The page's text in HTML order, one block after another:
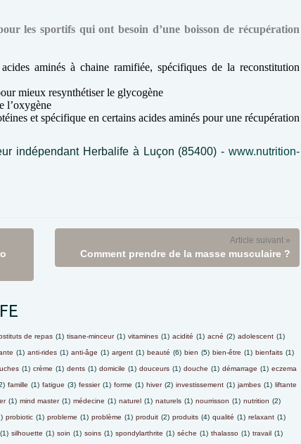
les sportifs qui ont besoin d’une boisson de récupération
aminés à chaine ramifiée, spécifiques de la reconstitution
mieux resynthétiser le glycogène
l’oxygène
et spécifique en certains acides aminés pour une récupération
indépendant Herbalife à Luçon (85400) - www.nutrition-
Article suivant »
Comment prendre de la masse musculaire ?
de repas (1) tisane-minceur (1) vitamines (1) acidité (1) acné (2) adolescent (1)
(1) anti-rides (1) anti-âge (1) argent (1) beauté (6) bien (5) bien-être (1) bienfaits (1)
(1) crème (1) dents (1) domicile (1) douceurs (1) douche (1) démarrage (1) eczema
famille (1) fatigue (3) fessier (1) forme (1) hiver (2) investissement (1) jambes (1) liftante
(1) mind master (1) médecine (1) naturel (1) naturels (1) nourrisson (1) nutrition (2)
probiotic (1) probleme (1) problème (1) produit (2) produits (4) qualité (1) relaxant (1)
(1) silhouette (1) soin (1) soins (1) spondylarthrite (1) séche (1) thalasso (1) travail (1)